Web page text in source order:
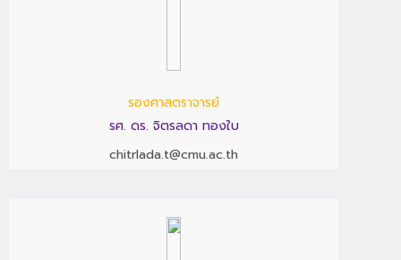
รองศาสตราจารย์
รศ. ดร. จิตรลดา ทองใบ
chitrlada.t@cmu.ac.th